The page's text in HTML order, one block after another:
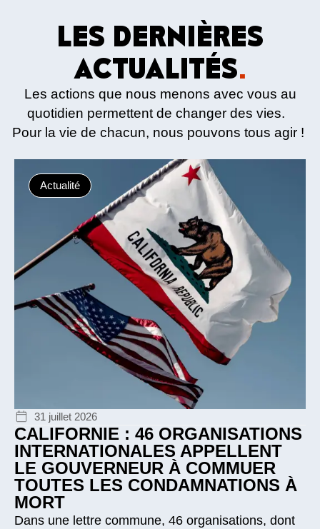
LES DERNIÈRES
ACTUALITÉS.
Les actions que nous menons avec vous au
quotidien permettent de changer des vies.
Pour la vie de chacun, nous pouvons tous agir !
Actualité
31 juillet 2026
CALIFORNIE : 46 ORGANISATIONS
INTERNATIONALES APPELLENT
LE GOUVERNEUR À COMMUER
TOUTES LES CONDAMNATIONS À
MORT
Dans une lettre commune, 46 organisations, dont